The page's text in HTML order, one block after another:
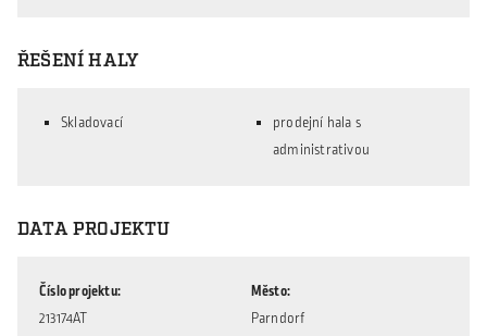
ŘEŠENÍ HALY
Skladovací
prodejní hala s
administrativou
DATA PROJEKTU
Číslo projektu
213174AT
Město
Parndorf